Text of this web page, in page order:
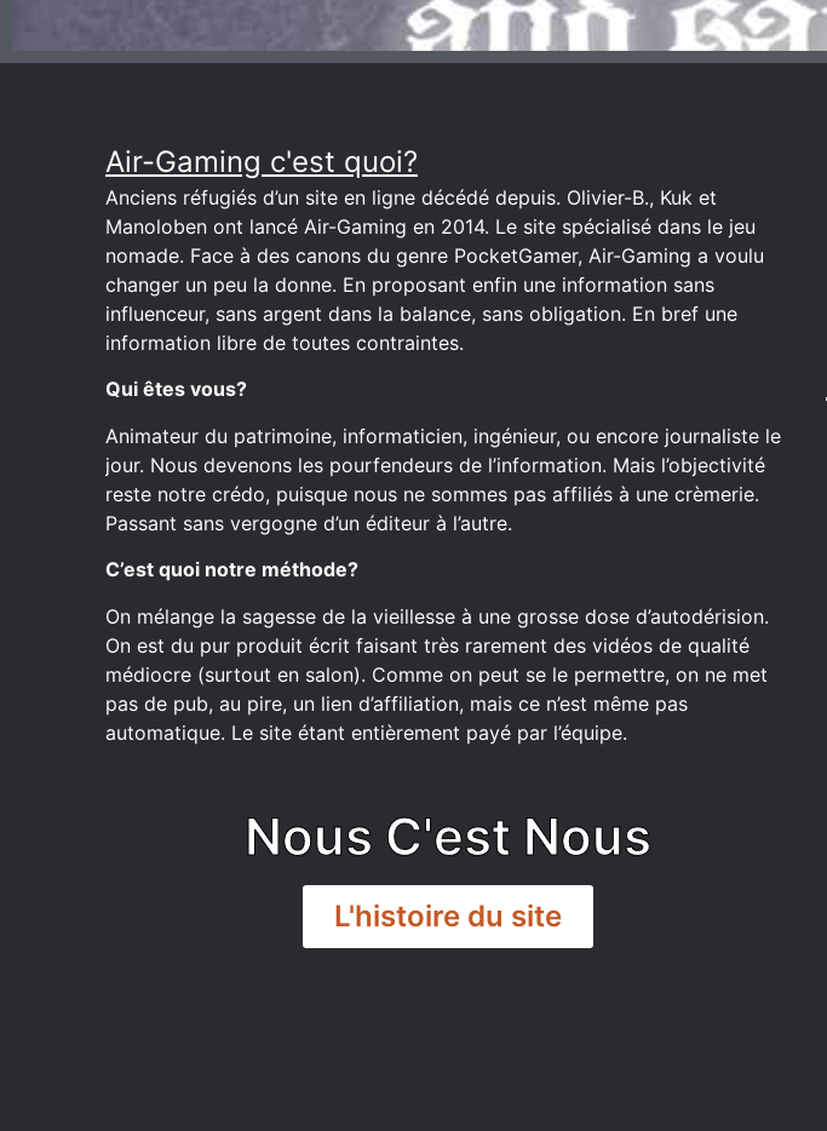
Air-Gaming c'est quoi?
Anciens réfugiés d’un site en ligne décédé depuis. Olivier-B., Kuk et
Manoloben ont lancé Air-Gaming en 2014. Le site spécialisé dans le jeu
nomade. Face à des canons du genre PocketGamer, Air-Gaming a voulu
changer un peu la donne. En proposant enfin une information sans
influenceur, sans argent dans la balance, sans obligation. En bref une
information libre de toutes contraintes.
Qui êtes vous?
Animateur du patrimoine, informaticien, ingénieur, ou encore journaliste le
jour. Nous devenons les pourfendeurs de l’information. Mais l’objectivité
reste notre crédo, puisque nous ne sommes pas affiliés à une crèmerie.
Passant sans vergogne d’un éditeur à l’autre.
C’est quoi notre méthode?
On mélange la sagesse de la vieillesse à une grosse dose d’autodérision.
On est du pur produit écrit faisant très rarement des vidéos de qualité
médiocre (surtout en salon). Comme on peut se le permettre, on ne met
pas de pub, au pire, un lien d’affiliation, mais ce n’est même pas
automatique. Le site étant entièrement payé par l’équipe.
Nous C'est Nous
L'histoire du site